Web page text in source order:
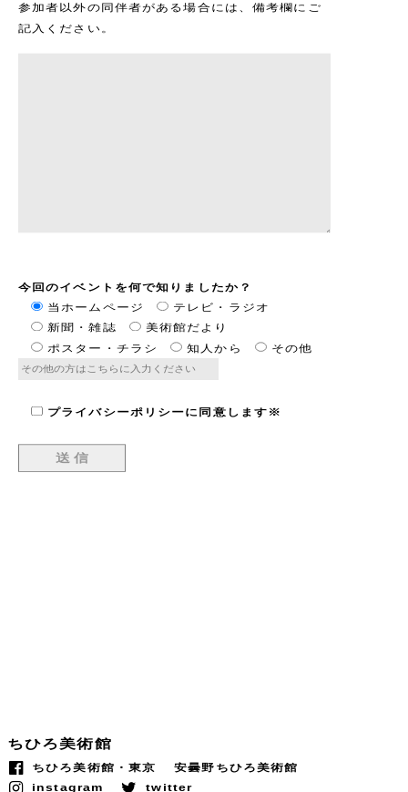
参加者以外の同伴者がある場合には、備考欄にご
記入ください。
今回のイベントを何で知りましたか？
当ホームページ
テレビ・ラジオ
新聞・雑誌
美術館だより
ポスター・チラシ
知人から その他
プライバシーポリシーに同意します※
ちひろ美術館
ちひろ美術館・東京
安曇野ちひろ美術館
instagram
twitter